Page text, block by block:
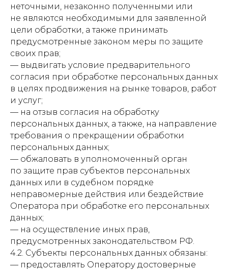
неточными, незаконно полученными или
не являются необходимыми для заявленной
цели обработки, а также принимать
предусмотренные законом меры по защите
своих прав;
— выдвигать условие предварительного
согласия при обработке персональных данных
в целях продвижения на рынке товаров, работ
и услуг;
— на отзыв согласия на обработку
персональных данных, а также, на направление
требования о прекращении обработки
персональных данных;
— обжаловать в уполномоченный орган
по защите прав субъектов персональных
данных или в судебном порядке
неправомерные действия или бездействие
Оператора при обработке его персональных
данных;
— на осуществление иных прав,
предусмотренных законодательством РФ.
4.2. Субъекты персональных данных обязаны:
— предоставлять Оператору достоверные